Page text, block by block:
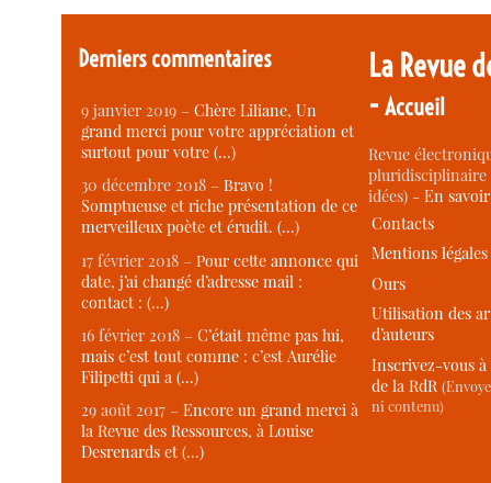
Derniers commentaires
9 janvier 2019 –Chère Liliane, Un
grand merci pour votre appréciation et
surtout pour votre (…)
30 décembre 2018 –Bravo !
Somptueuse et riche présentation de ce
merveilleux poète et érudit. (…)
17 février 2018 –Pour cette annonce qui
date, j’ai changé d’adresse mail :
contact : (…)
16 février 2018 –C’était même pas lui,
mais c’est tout comme : c’est Aurélie
Filipetti qui a (…)
29 août 2017 –Encore un grand merci à
la Revue des Ressources, à Louise
Desrenards et (…)
La Revue
-Accueil
Revue
idées) -En
Contacts
Mentions légales
Ours
Utilisation des
d’auteurs
Inscrivez-vous
de la RdR
ni contenu)